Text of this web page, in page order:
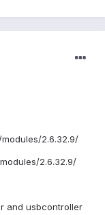
2.6.32.9/
2.6.32.9/
and usbcontroller